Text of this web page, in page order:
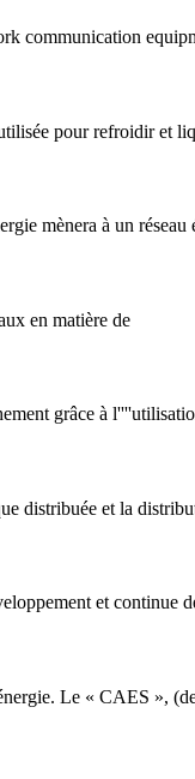
communication
pour refroidir et
mènera à un réseau
en matière de
grâce à
distribuée et la
et continue
Le « CAES »,